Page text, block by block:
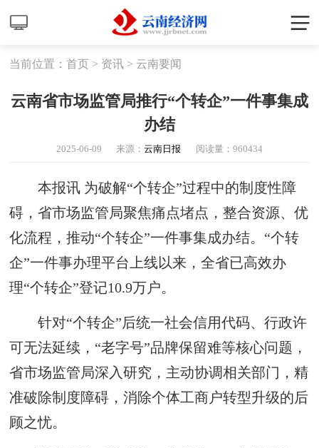
当前位置：首页 > 资讯 > 云南要闻
云南省市场监管局推行“个转企”一件事集成
办结
2025-06-09 来源：云南日报 阅读量：960434
本报讯 为破解“个转企”过程中的制度性障
碍，省市场监管局聚焦痛点堵点，整合资源、优
化流程，推动“个转企”一件事集成办结。“个转
企”一件事办理平台上线以来，全省已高效办
理“个转企”登记10.9万户。
针对“个转企”后统一社会信用代码、行政许
可无法延续，“老字号”品牌保留难等核心问题，
省市场监管局深入研究，主动协调相关部门，精
准破除制度障碍，消除个体工商户转型升级的后
顾之忧。